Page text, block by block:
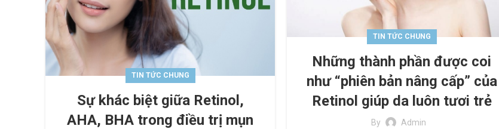
TIN TỨC CHUNG
Sự khác biệt giữa Retinol,
AHA, BHA trong điều trị mụn
TIN TỨC CHUNG
Những thành phần được coi
như “phiên bản nâng cấp” của
Retinol giúp da luôn tươi trẻ
By
Admin